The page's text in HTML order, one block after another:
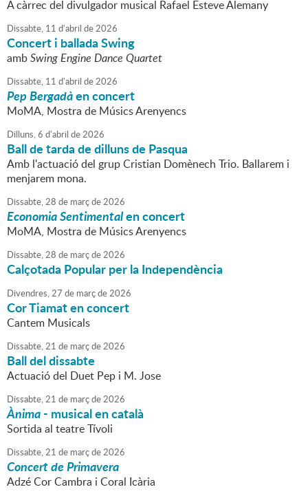
A càrrec del divulgador musical Rafael Esteve Alemany
Dissabte, 11 d'abril de2026
Concert i ballada Swing
ambSwing Engine Dance Quartet
Dissabte, 11 d'abril de2026
Pep Bergadàen concert
MoMA, Mostra de Músics Arenyencs
Dilluns,6 d'abril de2026
Ball de tarda de dilluns de Pasqua
Amb l'actuació del grup Cristian Domènech Trio. Ballarem i
menjarem mona.
Dissabte,28 de marçde2026
Economia Sentimentalen concert
MoMA, Mostra de Músics Arenyencs
Dissabte,28 de marçde2026
Calçotada Popular per la Independència
Divendres,27 de marçde2026
Cor Tiamat en concert
Cantem Musicals
Dissabte,21 de marçde2026
Ball del dissabte
Actuació del Duet Pep i M. Jose
Dissabte,21 de marçde2026
Ànima- musical en català
Sortida al teatre Tívoli
Dissabte,21 de marçde2026
Concert de Primavera
Adzé Cor Cambra i Coral Icària